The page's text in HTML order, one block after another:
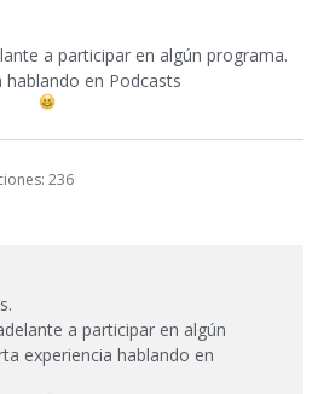
a participar en algún programa.
en Podcasts
236
a participar en algún
experiencia hablando en